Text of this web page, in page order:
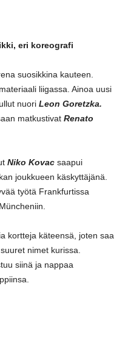
eri koreografi
suosikkina kauteen.
liigassa. Ainoa uusi
nuori Leon Goretzka.
matkustivat Renato
Niko Kovac saapui
joukkueen käskyttäjänä.
työtä Frankfurtissa
kortteja käteensä, joten saa
nimet kurissa.
siinä ja nappaa